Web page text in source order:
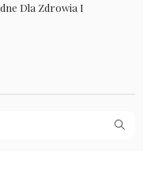
Dla Zdrowia I